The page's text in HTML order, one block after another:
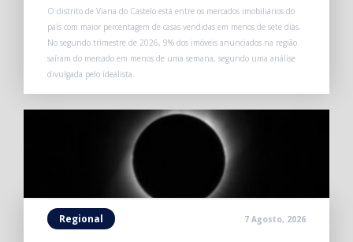
O distrito de Viana do Castelo está entre os mercados imobiliários do
país com maior percentagem de casas vendidas em menos de sete dias.
No segundo trimestre de 2026, 9% dos imóveis anunciados na região
saíram do mercado em menos de uma semana, segundo uma análise
divulgada pelo idealista.
Regional 7 Agosto, 2026